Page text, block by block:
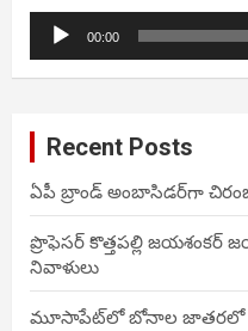
Audio
Player
00:00
Recent Posts
ఏపీ బ్రాండ్ అంబాసిడర్‌గా
ప్రొఫెసర్ కొత్తపల్లి జయశంకర్
నివాళులు
మూసాపేట్‌లో బోనాల జాతరలో